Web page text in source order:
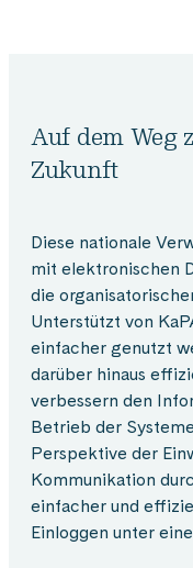
Auf dem Weg
Zukunft
Diese nationale
mit elektronischen
die
Unterstützt von
einfacher genutzt
darüber hinaus
verbessern den
Betrieb der
Perspektive der
Kommunikation
einfacher und
Einloggen unter